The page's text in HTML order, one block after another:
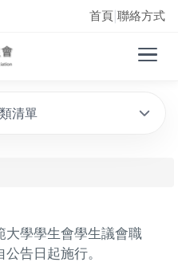
首頁 聯絡方式
清單
大學學生會學生議會職
告日起施行。